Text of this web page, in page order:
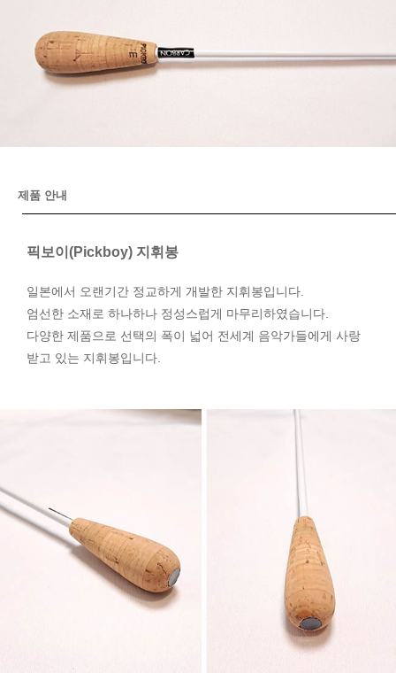
제품 안내
픽보이(Pickboy) 지휘봉
일본에서 오랜기간 정교하게 개발한 지휘봉입니다.
엄선한 소재로 하나하나 정성스럽게 마무리하였습니다.
다양한 제품으로 선택의 폭이 넓어 전세계 음악가들에게 사랑
받고 있는 지휘봉입니다.